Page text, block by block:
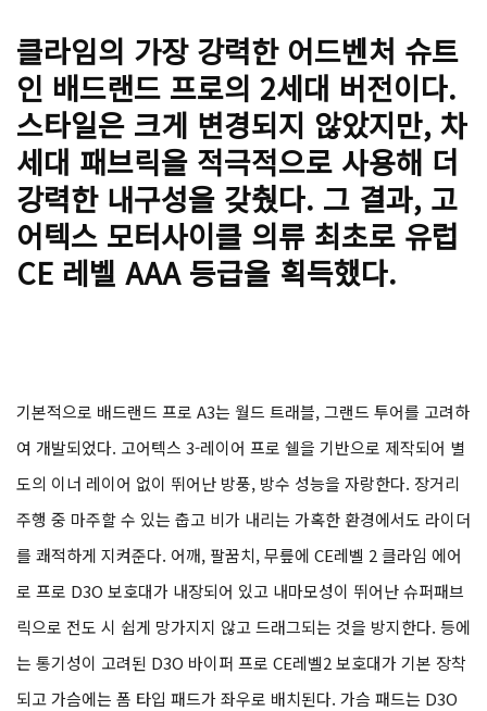
클라임의 가장 강력한 어드벤처 슈트
인 배드랜드 프로의 2세대 버전이다.
스타일은 크게 변경되지 않았지만, 차
세대 패브릭을 적극적으로 사용해 더
강력한 내구성을 갖췄다. 그 결과, 고
어텍스 모터사이클 의류 최초로 유럽
CE 레벨 AAA 등급을 획득했다.
기본적으로 배드랜드 프로 A3는 월드 트래블, 그랜드 투어를 고려하
여 개발되었다. 고어텍스 3-레이어 프로 쉘을 기반으로 제작되어 별
도의 이너 레이어 없이 뛰어난 방풍, 방수 성능을 자랑한다. 장거리
주행 중 마주할 수 있는 춥고 비가 내리는 가혹한 환경에서도 라이더
를 쾌적하게 지켜준다. 어깨, 팔꿈치, 무릎에 CE레벨 2 클라임 에어
로 프로 D3O 보호대가 내장되어 있고 내마모성이 뛰어난 슈퍼패브
릭으로 전도 시 쉽게 망가지지 않고 드래그되는 것을 방지한다. 등에
는 통기성이 고려된 D3O 바이퍼 프로 CE레벨2 보호대가 기본 장착
되고 가슴에는 폼 타입 패드가 좌우로 배치된다. 가슴 패드는 D3O